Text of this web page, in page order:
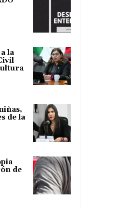
la
de la
de